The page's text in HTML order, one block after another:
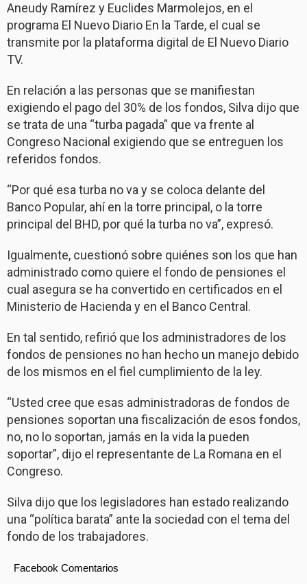
Aneudy Ramírez y Euclides Marmolejos, en el
programa El Nuevo Diario En la Tarde, el cual se
transmite por la plataforma digital de El Nuevo Diario
TV.
En relación a las personas que se manifiestan
exigiendo el pago del 30% de los fondos, Silva dijo que
se trata de una “turba pagada” que va frente al
Congreso Nacional exigiendo que se entreguen los
referidos fondos.
“Por qué esa turba no va y se coloca delante del
Banco Popular, ahí en la torre principal, o la torre
principal del BHD, por qué la turba no va”, expresó.
Igualmente, cuestionó sobre quiénes son los que han
administrado como quiere el fondo de pensiones el
cual asegura se ha convertido en certificados en el
Ministerio de Hacienda y en el Banco Central.
En tal sentido, refirió que los administradores de los
fondos de pensiones no han hecho un manejo debido
de los mismos en el fiel cumplimiento de la ley.
“Usted cree que esas administradoras de fondos de
pensiones soportan una fiscalización de esos fondos,
no, no lo soportan, jamás en la vida la pueden
soportar”, dijo el representante de La Romana en el
Congreso.
Silva dijo que los legisladores han estado realizando
una “política barata” ante la sociedad con el tema del
fondo de los trabajadores.
Facebook Comentarios